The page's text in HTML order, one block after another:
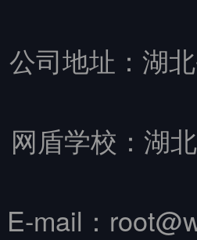
公司地址：湖
网盾学校：湖
E-mail：